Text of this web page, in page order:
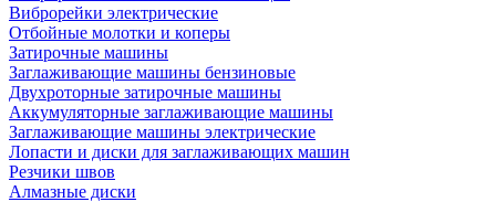
Виброрейки электрические
Отбойные молотки и коперы
Затирочные машины
Заглаживающие машины бензиновые
Двухроторные затирочные машины
Аккумуляторные заглаживающие машины
Заглаживающие машины электрические
Лопасти и диски для заглаживающих машин
Резчики швов
Алмазные диски